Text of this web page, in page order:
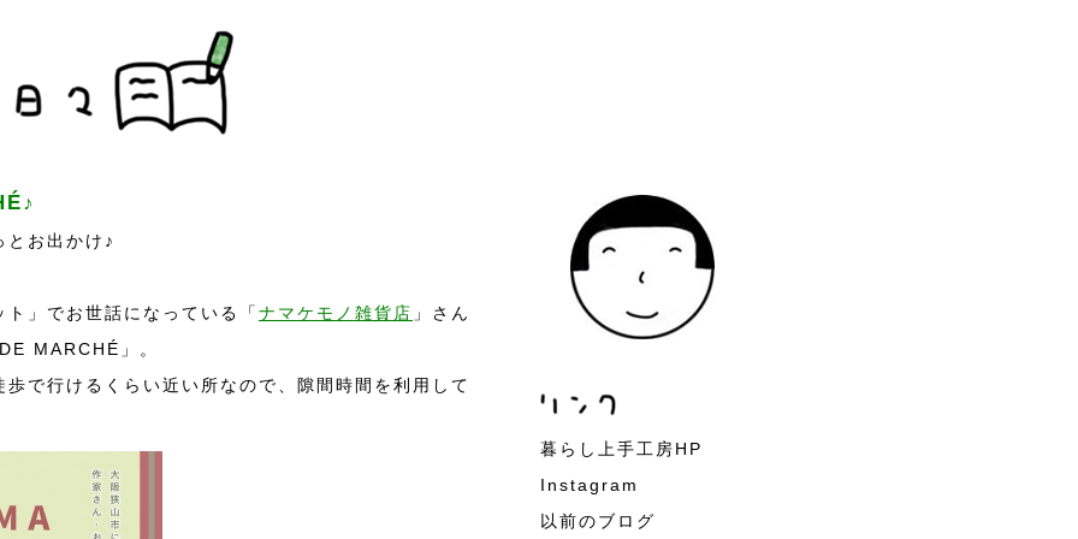
とお出かけ♪
」でお世話になっている「 ナマケモノ雑貨店 」さん
MARCHÉ」。
で行けるくらい近い所なので、隙間時間を利用して
暮らし上手工房HP
Instagram
以前のブログ